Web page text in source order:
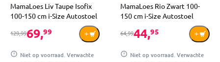
MamaLoes Liv Taupe Isofix
100-150 cm i-Size Autostoel
129,9969,99
Niet op voorraad. Verwachte
MamaLoes Rio Zwart 100-
150 cm i-Size Autostoel
64,9944,95
Niet op voorraad. Verwachte